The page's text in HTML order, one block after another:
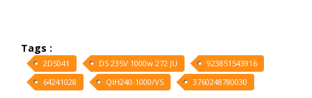
Tags :
2DS041 DS 235V 1000w 272 JU
923851543916
64241028
QIH240-1000/VS 3760248780030